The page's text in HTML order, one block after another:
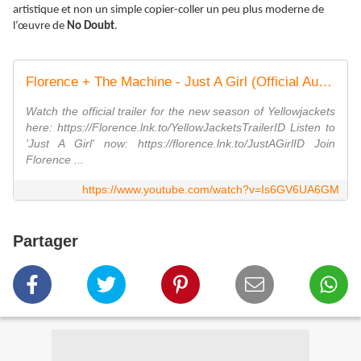
artistique et non un simple copier-coller un peu plus moderne de
l’œuvre de No Doubt.
Florence + The Machine - Just A Girl (Official Audio)
Watch the official trailer for the new season of Yellowjackets
here: https://Florence.lnk.to/YellowJacketsTrailerID Listen to
'Just A Girl' now: https://florence.lnk.to/JustAGirlID Join
Florence ...
https://www.youtube.com/watch?v=Is6GV6UA6GM
Partager